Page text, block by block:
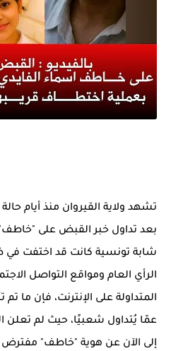
تشهد ولاية القيروان منذ أيام
بعد تداول خبر القبض على "خاطف"
شابة تونسية كانت قد اختفت في
الرأي العام ومواقع التواصل
المتداولة على الإنترنت، فإن ما
عمّا يُتداول شعبيًا، حيث لم تعلن
إلى الآن عن هوية "خاطف" مفترض